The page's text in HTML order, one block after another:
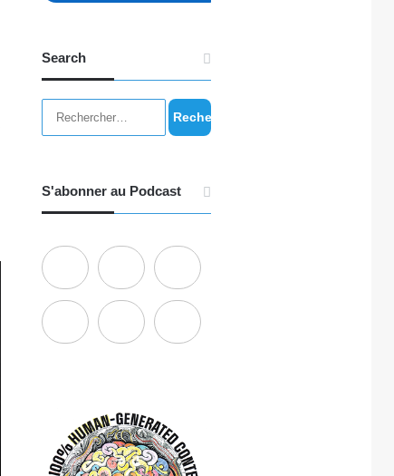
Search
Rechercher :
S'abonner au Podcast